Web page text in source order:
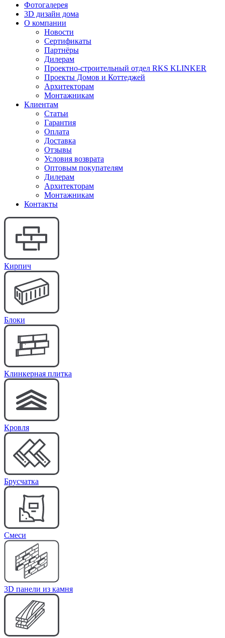
Фотогалерея
3D дизайн дома
О компании
Новости
Сертификаты
Партнёры
Дилерам
Проектно-строительный отдел RKS KLINKER
Проекты Домов и Коттеджей
Архитекторам
Монтажникам
Клиентам
Статьи
Гарантия
Оплата
Доставка
Отзывы
Условия возврата
Оптовым покупателям
Дилерам
Архитекторам
Монтажникам
Контакты
Кирпич
Блоки
Клинкерная плитка
Кровля
Брусчатка
Cмеси
3D панели из камня